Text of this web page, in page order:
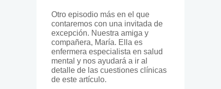
Otro episodio más en el que
contaremos con una invitada de
excepción. Nuestra amiga y
compañera, María. Ella es
enfermera especialista en salud
mental y nos ayudará a ir al
detalle de las cuestiones clínicas
de este artículo.